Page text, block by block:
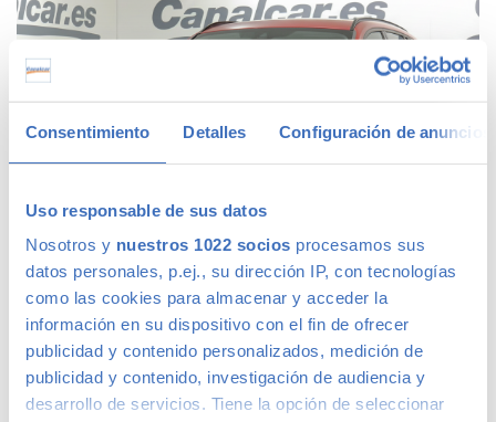
Consentimiento Detalles Configuración de anuncios
Uso responsable de sus datos
Nosotros y nuestros 1022 socios procesamos sus
datos personales, p.ej., su dirección IP, con tecnologías
como las cookies para almacenar y acceder la
información en su dispositivo con el fin de ofrecer
publicidad y contenido personalizados, medición de
publicidad y contenido, investigación de audiencia y
desarrollo de servicios. Tiene la opción de seleccionar
BMW X1
2018 187.818kms Diésel
Manual
Madrid
216 €
15.910